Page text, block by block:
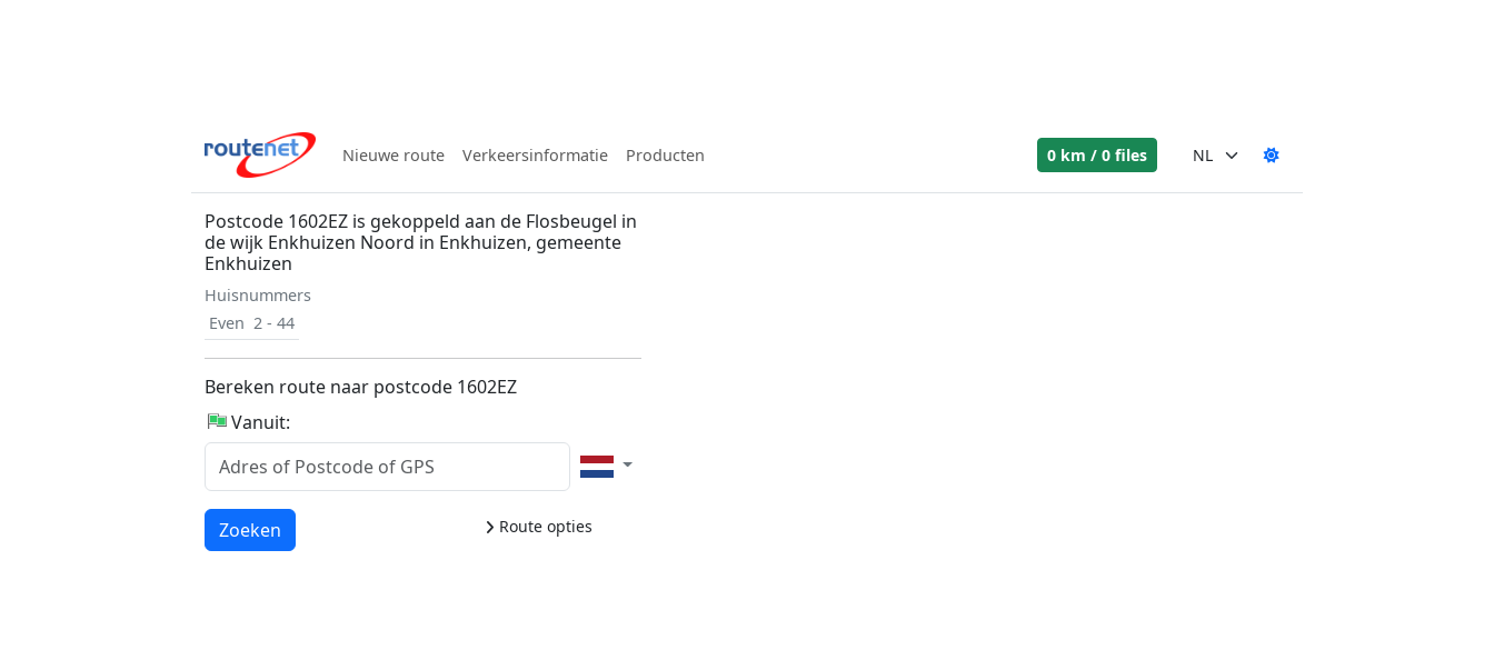
Nieuwe route Verkeersinformatie Producten 0 km / 0 files
Postcode 1602EZ is gekoppeld aan de Flosbeugel in
de wijk Enkhuizen Noord in Enkhuizen, gemeente
Enkhuizen
Huisnummers
Even 2 - 44
Bereken route naar postcode 1602EZ
Vanuit:
Route opties
Laden...
Zoeken